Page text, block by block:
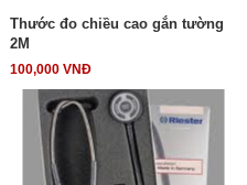
Thước đo chiều cao gắn tường
2M
100,000 VNĐ